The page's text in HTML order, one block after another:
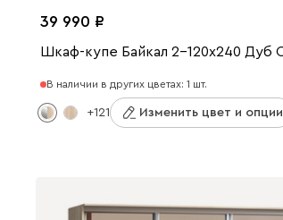
39 990
В наличии в других цветах: 1 шт.
+121 Изменить цвет и опции